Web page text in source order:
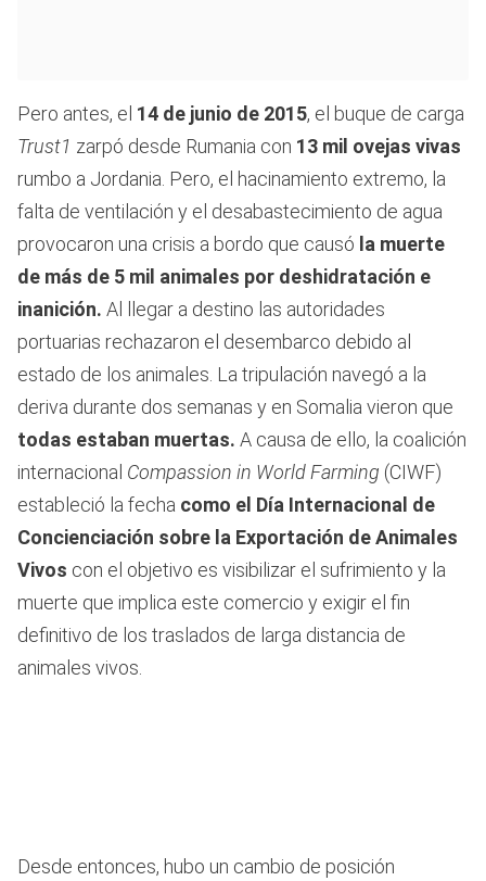
Pero antes, el 14 de junio de 2015, el buque de carga
Trust1 zarpó desde Rumania con 13 mil ovejas vivas
rumbo a Jordania. Pero, el hacinamiento extremo, la
falta de ventilación y el desabastecimiento de agua
provocaron una crisis a bordo que causó la muerte
de más de 5 mil animales por deshidratación e
inanición. Al llegar a destino las autoridades
portuarias rechazaron el desembarco debido al
estado de los animales. La tripulación navegó a la
deriva durante dos semanas y en Somalia vieron que
todas estaban muertas. A causa de ello, la coalición
internacional Compassion in World Farming (CIWF)
estableció la fecha como el Día Internacional de
Concienciación sobre la Exportación de Animales
Vivos con el objetivo es visibilizar el sufrimiento y la
muerte que implica este comercio y exigir el fin
definitivo de los traslados de larga distancia de
animales vivos.
Desde entonces, hubo un cambio de posición